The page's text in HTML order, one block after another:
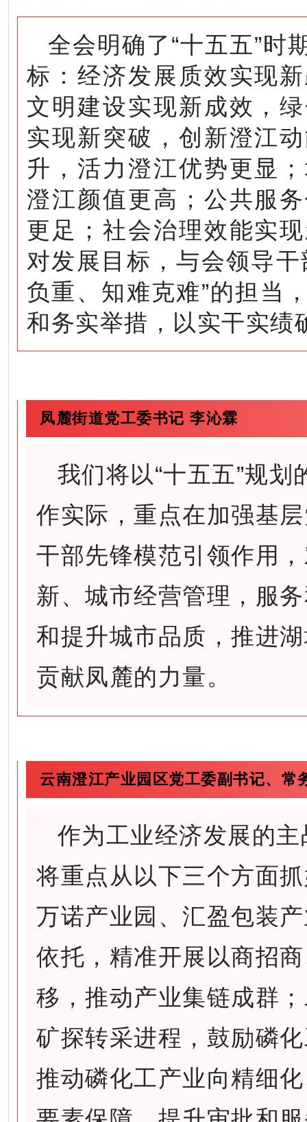
全会明确了“十五五”时
标：经济发展质效实现
文明建设实现新成效，
实现新突破，创新澄江
升，活力澄江优势更显
澄江颜值更高；公共服
更足；社会治理效能实
对发展 目标，与会领导
负重、知难克难”的担当
和务实举措，以实干实绩
凤麓街道党工委书记 李沁霖
我们将以“十五五”规
作实际，重点在加强基
干部先锋模范引领作用
新、城市经营管理，服
和提升城市品质，推进
贡献凤麓的力量。
云南澄江产业园区党工委副书记、
作为工业经济发展的
将重点从以下三个方面
万诺产业园、汇盈包装
依托，精准开展以商招
移，推动产业集链成群
矿探转采进程，鼓励磷
推动磷化工产业向精细